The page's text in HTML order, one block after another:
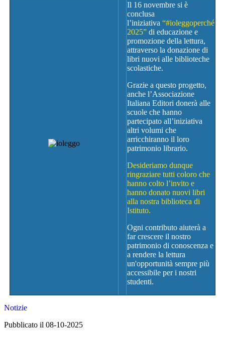
Il 16 novembre si è
conclusa
l’iniziativa “#ioleggoperché
2025” di educazione e
promozione della lettura,
attraverso la donazione di
libri nuovi alle biblioteche
scolastiche.
Grazie a questo progetto,
anche l’Associazione
Italiana Editori donerà alle
scuole che hanno
partecipato all’iniziativa
altri volumi che
arricchiranno il loro
patrimonio librario.
Desideriamo dunque
ringraziare tutti coloro che
hanno colto l’invito e
hanno donato nuovi libri
alla nostra biblioteca di
Istituto.
Ogni contributo aiuterà a
far crescere il nostro
patrimonio di conoscenza e
a rendere la lettura
un'opportunità sempre più
accessibile per i nostri
studenti.
Notizie
Pubblicato il 08-10-2025